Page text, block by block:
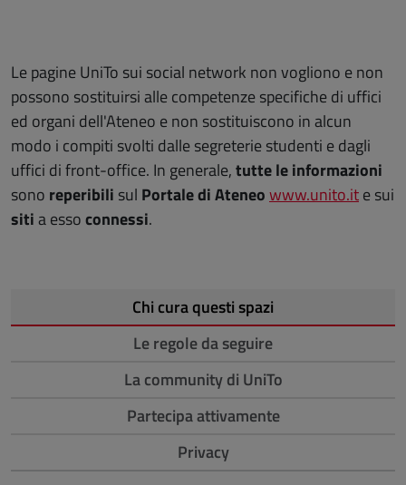
Le pagine UniTo sui social network non vogliono e non
possono sostituirsi alle competenze specifiche di uffici
ed organi dell'Ateneo e non sostituiscono in alcun
modo i compiti svolti dalle segreterie studenti e dagli
uffici di front-office. In generale,tutte le informazioni
sono reperibili sul Portale di Ateneowww.unito.ite sui
sitia essoconnessi.
Chi cura questi spazi
Le regole da seguire
La community di UniTo
Partecipa attivamente
Privacy